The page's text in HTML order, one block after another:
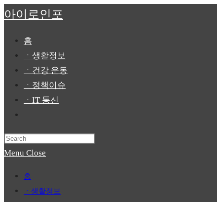
Skip
content
아이로인포
홈
ㆍ생활정보
ㆍ건강 운동
ㆍ정책이슈
ㆍIT 통신
search
Menu Close
홈
ㆍ생활정보